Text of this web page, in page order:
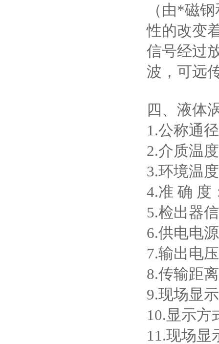
（由*磁
性的改变
信号经过
波，可远
四、液体
1.公称通
2.介质温
3.环境温
4.准 确 度
5.检出器
6.供电电
7.输出电
8.传输距
9.现场显
10.显示方
11.现场显